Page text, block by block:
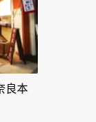
良本